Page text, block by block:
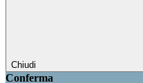
Chiudi
Conferma